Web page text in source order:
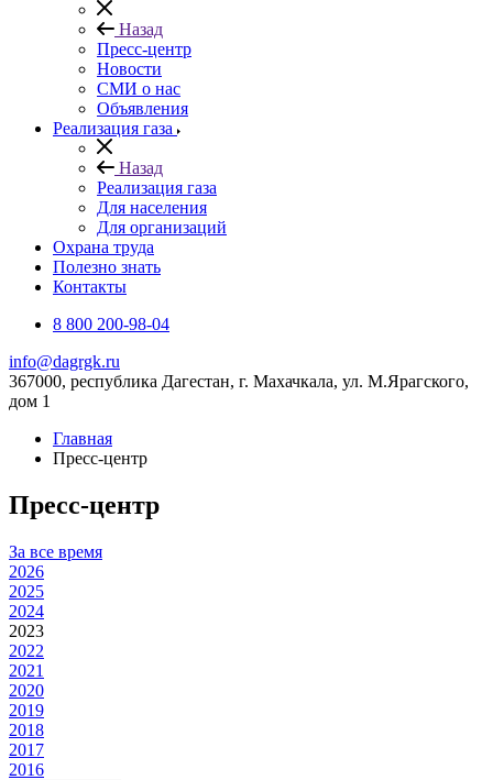
Назад
Пресс-центр
Новости
СМИ о нас
Объявления
Реализация газа
Назад
Реализация газа
Для населения
Для организаций
Охрана труда
Полезно знать
Контакты
8 800 200-98-04
info@dagrgk.ru
367000, республика Дагестан, г. Махачкала, ул. М.Ярагского,
дом 1
Главная
Пресс-центр
Пресс-центр
За все время
2026
2025
2024
2023
2022
2021
2020
2019
2018
2017
2016